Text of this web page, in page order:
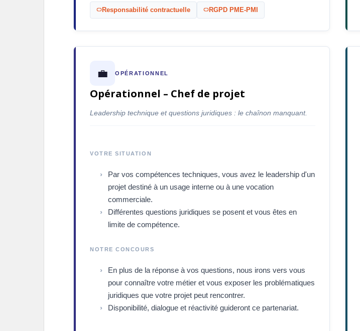
Responsabilité contractuelle RGPD PME‑PMI
💼 OPÉRATIONNEL
Opérationnel – Chef de projet
Leadership technique et questions juridiques : le chaînon manquant.
VOTRE SITUATION
Par vos compétences techniques, vous avez le leadership d'un
projet destiné à un usage interne ou à une vocation
commerciale.
Différentes questions juridiques se posent et vous êtes en
limite de compétence.
NOTRE CONCOURS
En plus de la réponse à vos questions, nous irons vers vous
pour connaître votre métier et vous exposer les problématiques
juridiques que votre projet peut rencontrer.
Disponibilité, dialogue et réactivité guideront ce partenariat.